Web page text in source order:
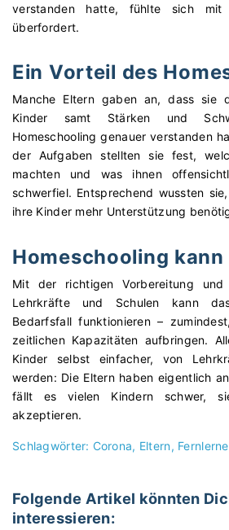
verstanden hatte, fühlte sich mit
überfordert.
Ein Vorteil des
Manche Eltern gaben an, dass sie
Kinder samt Stärken und
Homeschooling genauer verstanden
der Aufgaben stellten sie fest,
machten und was ihnen
schwerfiel. Entsprechend wussten
ihre Kinder mehr Unterstützung
Homeschooling
Mit der richtigen Vorbereitung und
Lehrkräfte und Schulen kann
Bedarfsfall funktionieren –
zeitlichen Kapazitäten aufbringen.
Kinder selbst einfacher, von
werden: Die Eltern haben eigentlich
fällt es vielen Kindern schwer,
akzeptieren.
Schlagwörter: Corona Eltern
Folgende Artikel könnten
interessieren: